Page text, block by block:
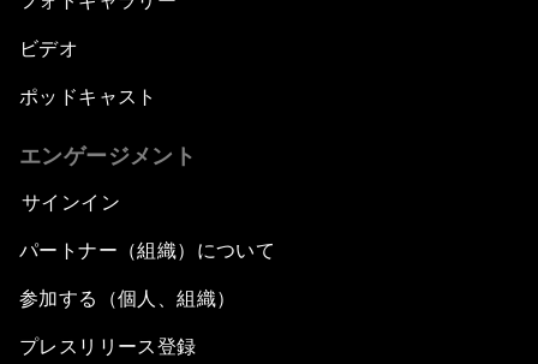
ビデオ
ポッドキャスト
エンゲージメント
サインイン
パートナー（組織）について
参加する（個人、組織）
プレスリリース登録